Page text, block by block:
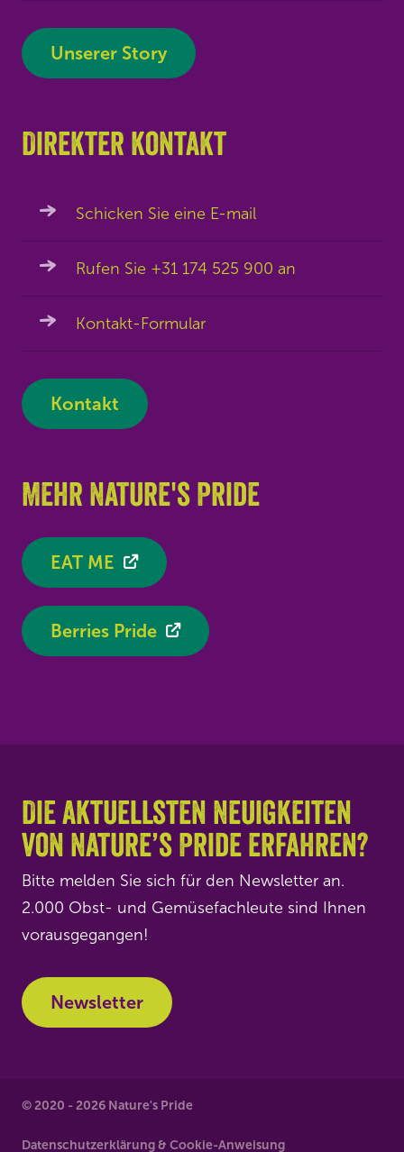
Unserer Story
Direkter kontakt
Schicken Sie eine E-mail
Rufen Sie +31 174 525 900 an
Kontakt-Formular
Kontakt
Mehr Nature's Pride
EAT ME
Berries Pride
Die aktuellsten Neuigkeiten
von Nature’s Pride erfahren?
Bitte melden Sie sich für den Newsletter an.
2.000 Obst- und Gemüsefachleute sind Ihnen
vorausgegangen!
Newsletter
© 2020 - 2026 Nature's Pride
Datenschutzerklärung & Cookie-Anweisung